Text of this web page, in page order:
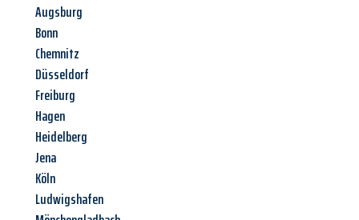
Augsburg
Bonn
Chemnitz
Düsseldorf
Freiburg
Hagen
Heidelberg
Jena
Köln
Ludwigshafen